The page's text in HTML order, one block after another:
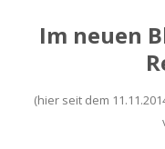
Im neuen
(hier seit dem